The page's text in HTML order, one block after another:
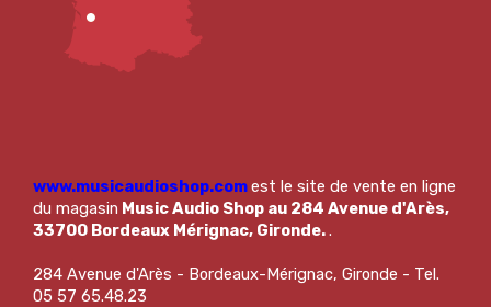
www.musicaudioshop.comest le site de vente en ligne
du magasin Music Audio Shop au 284 Avenue d'Arès,
33700 Bordeaux Mérignac, Gironde..
284 Avenue d'Arès - Bordeaux-Mérignac, Gironde - Tel.
05 57 65.48.23